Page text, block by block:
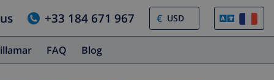
+33 184 671 967 €
FAQ Blog